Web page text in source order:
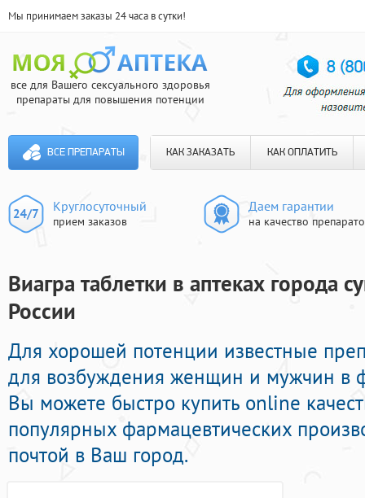
Мы принимаем заказы 24 часа в сутки!
все для Вашего сексуального здоровья
препараты для повышения потенции
ВСЕ ПРЕПАРАТЫ КАК ЗАКАЗАТЬ КАК ОПЛАТИТЬ
Круглосуточный
прием заказов
Даем гарантии
на качество
Виагра таблетки в аптеках города
России
Для хорошей потенции известные
для возбуждения женщин и мужчин в
Вы можете быстро купить online
популярных фармацевтических
почтой в Ваш город.